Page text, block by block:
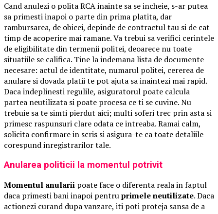
Cand anulezi o polita RCA inainte sa se incheie, s-ar putea
sa primesti inapoi o parte din prima platita, dar
rambursarea, de obicei, depinde de contractul tau si de cat
timp de acoperire mai ramane. Va trebui sa verifici cerintele
de eligibilitate din termenii politei, deoarece nu toate
situatiile se califica. Tine la indemana lista de documente
necesare: actul de identitate, numarul politei, cererea de
anulare si dovada platii te pot ajuta sa inaintezi mai rapid.
Daca indeplinesti regulile, asiguratorul poate calcula
partea neutilizata si poate procesa ce ti se cuvine. Nu
trebuie sa te simti pierdut aici; multi soferi trec prin asta si
primesc raspunsuri clare odata ce intreaba. Ramai calm,
solicita confirmare in scris si asigura-te ca toate detaliile
corespund inregistrarilor tale.
Anularea politicii la momentul potrivit
Momentul anularii poate face o diferenta reala in faptul
daca primesti bani inapoi pentruprimele neutilizate. Daca
actionezi curand dupa vanzare, iti poti proteja sansa de a